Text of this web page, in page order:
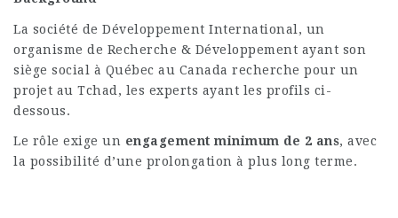
La société de Développement International, un
organisme de Recherche & Développement ayant son
siège social à Québec au Canada recherche pour un
projet au Tchad, les experts ayant les profils ci-
dessous.
Le rôle exige un engagement minimum de 2 ans, avec
la possibilité d’une prolongation à plus long terme.